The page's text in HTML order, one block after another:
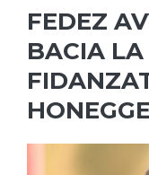
FEDEZ
BACIA